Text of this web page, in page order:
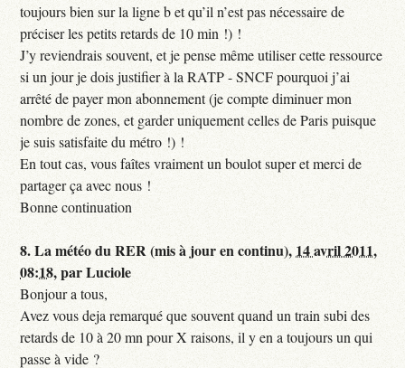
toujours bien sur la ligne b et qu’il n’est pas nécessaire de
préciser les petits retards de 10 min !) !
J’y reviendrais souvent, et je pense même utiliser cette ressource
si un jour je dois justifier à la RATP - SNCF pourquoi j’ai
arrêté de payer mon abonnement (je compte diminuer mon
nombre de zones, et garder uniquement celles de Paris puisque
je suis satisfaite du métro !) !
En tout cas, vous faîtes vraiment un boulot super et merci de
partager ça avec nous !
Bonne continuation
8.La météo du RER (mis à jour en continu), 14 avril 2011,
08:18,parLuciole
Bonjour a tous,
Avez vous deja remarqué que souvent quand un train subi des
retards de 10 à 20 mn pour X raisons, il y en a toujours un qui
passe à vide ?